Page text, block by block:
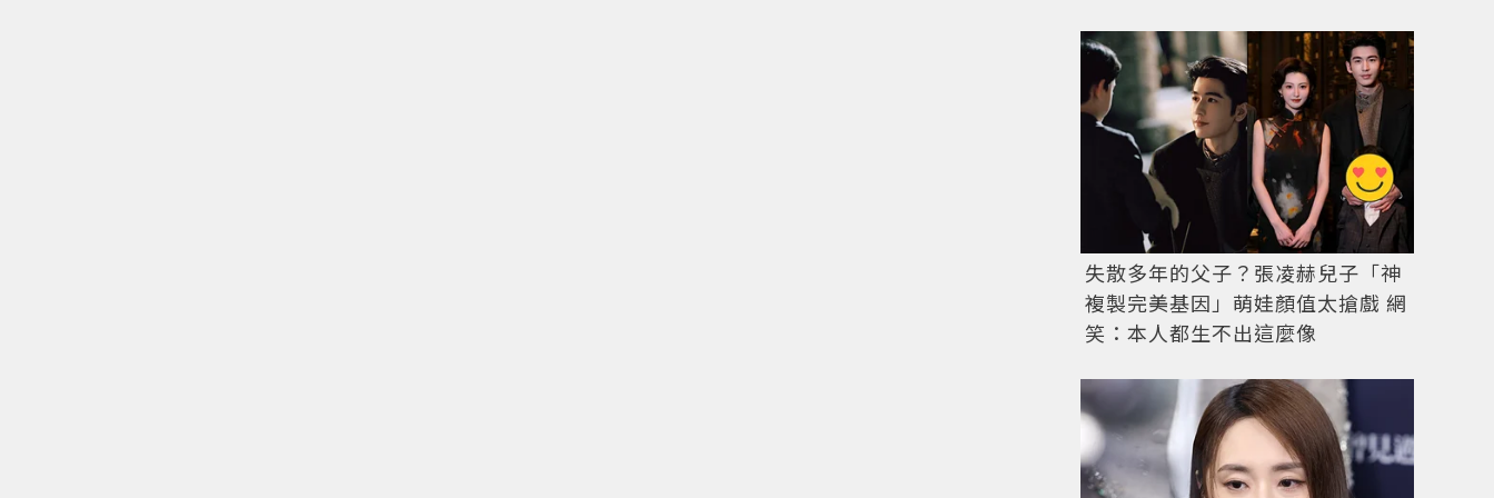
圖／達志影像
失散多年的父子？張凌赫兒子「神
複製完美基因」萌娃顏值太搶戲 網
笑：本人都生不出這麼像